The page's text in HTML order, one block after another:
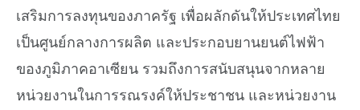
เสริมการลงทุนของภาครัฐ เพื่อผลักดันให้ประเทศไทย
เป็นศูนย์กลางการผลิต และประกอบยานยนต์ไฟฟ้า
ของภูมิภาคอาเซียน รวมถึงการสนับสนุนจากหลาย
หน่วยงานในการรณรงค์ให้ประชาชน และหน่วยงาน